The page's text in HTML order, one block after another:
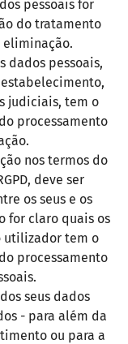
pessoais for
do tratamento
eliminação.
dados pessoais,
judiciais, tem o
processamento
nos termos do
deve ser
os seus e os
for claro quais os
utilizador tem o
processamento
seus dados
- para além da
ou para a